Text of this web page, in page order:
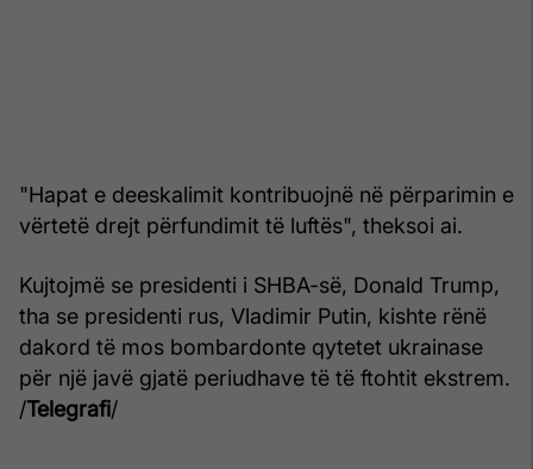
"Hapat e deeskalimit kontribuojnë në përparimin e
vërtetë drejt përfundimit të luftës", theksoi ai.
Kujtojmë se presidenti i SHBA-së, Donald Trump,
tha se presidenti rus, Vladimir Putin, kishte rënë
dakord të mos bombardonte qytetet ukrainase
për një javë gjatë periudhave të të ftohtit ekstrem.
/Telegrafi/